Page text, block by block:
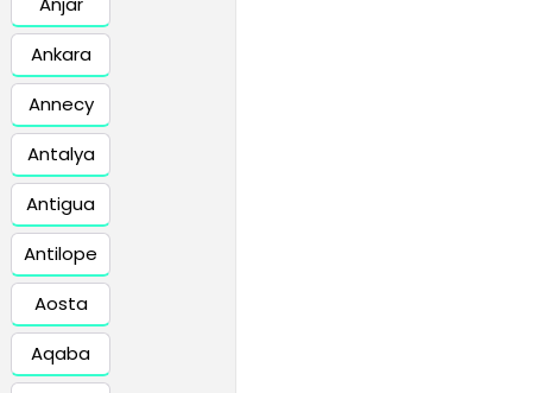
Ankara
Annecy
Antalya
Antigua
Antilope
Aosta
Aqaba